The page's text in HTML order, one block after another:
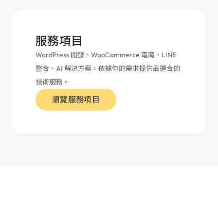
服務項目
WordPress 開發、WooCommerce 電商、LINE
整合、AI 解決方案，依據你的需求提供最適合的
技術服務。
瀏覽服務項目